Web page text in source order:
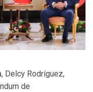
Delcy Rodríguez,
de